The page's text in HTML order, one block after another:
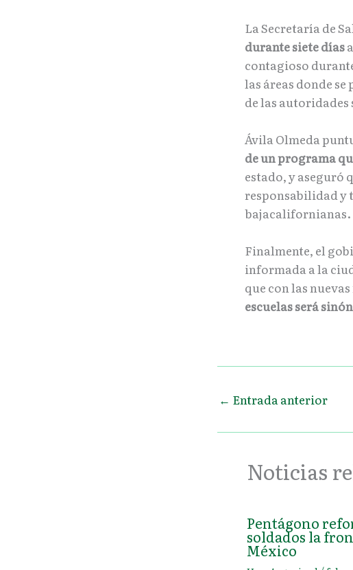
La Secretaría de
durante siete días
contagioso
las áreas donde
de las
Ávila Olmeda
de un programa
estado, y aseguró
responsabilidad y
bajacalifornianas.
Finalmente, el
informada a la
que con las
escuelas será
← Entrada anterior
Noticias
Pentágono
soldados la
México